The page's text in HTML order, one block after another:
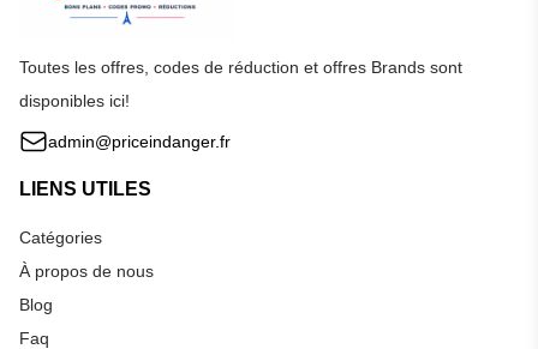
Toutes les offres, codes de réduction et offres Brands sont
disponibles ici!
admin@priceindanger.fr
LIENS UTILES
Catégories
À propos de nous
Blog
Faq